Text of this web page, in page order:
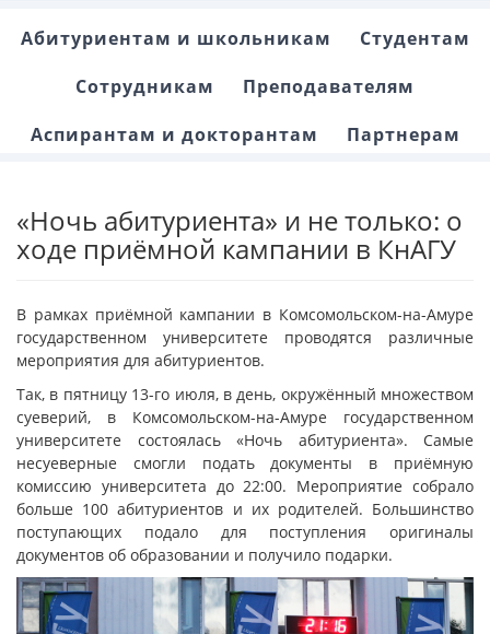
Абитуриентам и школьникам
Студентам
Сотрудникам
Преподавателям
Аспирантам и докторантам
Партнерам
«Ночь абитуриента» и не только: о
ходе приёмной кампании в КнАГУ
В рамках приёмной кампании в Комсомольском-на-Амуре
государственном университете проводятся различные
мероприятия для абитуриентов.
Так, в пятницу 13-го июля, в день, окружённый множеством
суеверий, в Комсомольском-на-Амуре государственном
университете состоялась «Ночь абитуриента». Самые
несуеверные смогли подать документы в приёмную
комиссию университета до 22:00. Мероприятие собрало
больше 100 абитуриентов и их родителей. Большинство
поступающих подало для поступления оригиналы
документов об образовании и получило подарки.